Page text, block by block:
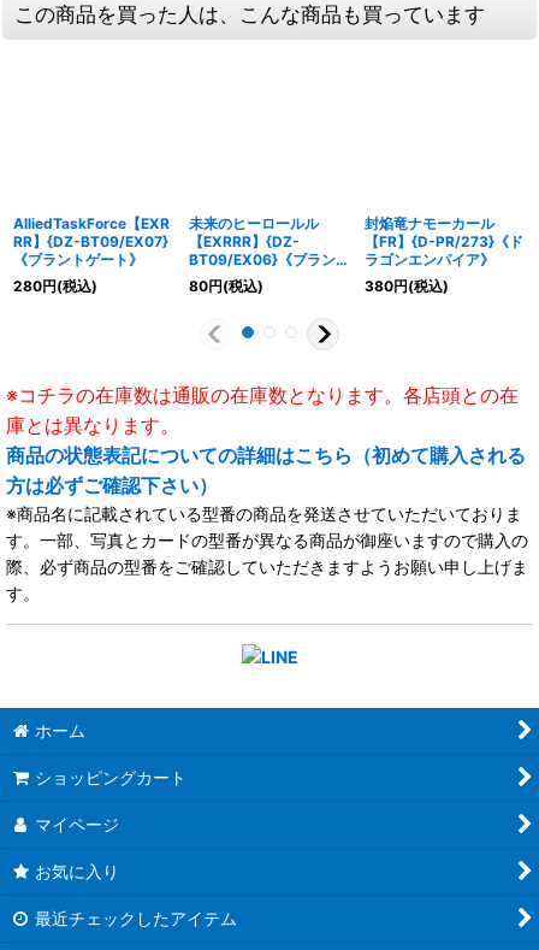
この商品を買った人は、こんな商品も買っています
AlliedTaskForce【EXR
RR】{DZ-BT09/EX07}
《ブラントゲート》
280円(税込)
未来のヒーロールル
【EXRRR】{DZ-
BT09/EX06}《ブラント
ゲート》
80円(税込)
封焔竜ナモーカール
【FR】{D-PR/273}《ド
ラゴンエンパイア》
380円(税込)
※コチラの在庫数は通販の在庫数となります。各店頭との在
庫とは異なります。
商品の状態表記についての詳細はこちら（初めて購入される
方は必ずご確認下さい）
※商品名に記載されている型番の商品を発送させていただいておりま
す。一部、写真とカードの型番が異なる商品が御座いますので購入の
際、必ず商品の型番をご確認していただきますようお願い申し上げま
す。
ホーム
ショッピングカート
マイページ
お気に入り
最近チェックしたアイテム